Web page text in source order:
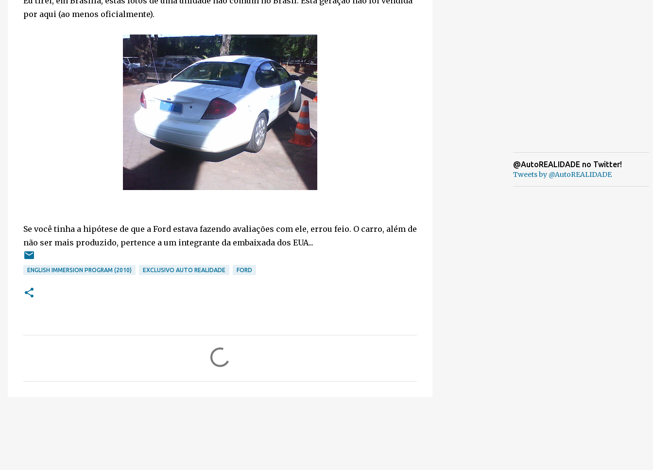
por aqui (ao menos oficialmente).
Se você tinha a hipótese de que a Ford estava fazendo avaliações com ele, errou feio. O carro, além de
não ser mais produzido, pertence a um integrante da embaixada dos EUA...
ENGLISH IMMERSION PROGRAM (2010) EXCLUSIVO AUTO REALIDADE FORD
m
@AutoREALIDADE no Twitter!
Tweets by @AutoREALIDADE